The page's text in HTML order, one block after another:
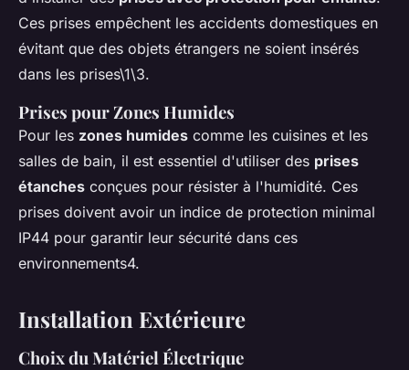
Ces prises empêchent les accidents domestiques en
évitant que des objets étrangers ne soient insérés
dans les prises\1\3.
Prises pour Zones Humides
Pour les zones humides comme les cuisines et les
salles de bain, il est essentiel d'utiliser des prises
étanches conçues pour résister à l'humidité. Ces
prises doivent avoir un indice de protection minimal
IP44 pour garantir leur sécurité dans ces
environnements4.
Installation Extérieure
Choix du Matériel Électrique